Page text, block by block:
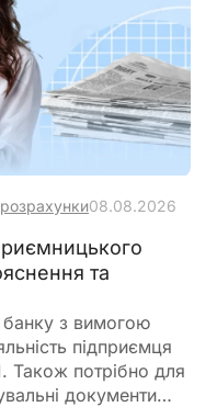
розрахунки08.08.2026
та
з вимогою
підприємця
потрібно для
документи